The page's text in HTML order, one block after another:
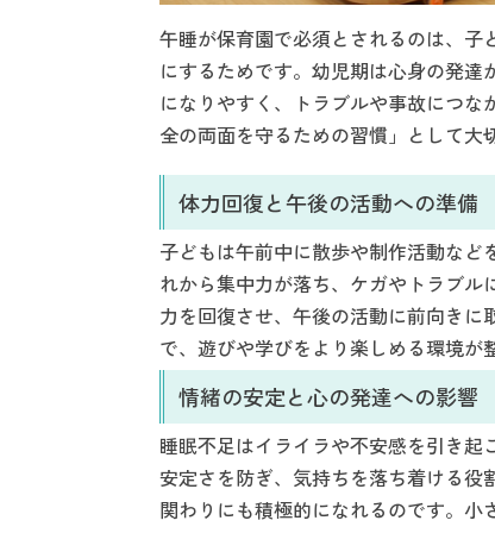
午睡が保育園で必須とされるのは、子
にするためです。幼児期は心身の発
になりやすく、トラブルや事故につ
全の両面を守るための習慣」として大
体力回復と午後の活動への準備
子どもは午前中に散歩や制作活動な
れから集中力が落ち、ケガやトラブ
力を回復させ、午後の活動に前向き
で、遊びや学びをより楽しめる環境が
情緒の安定と心の発達への影響
睡眠不足はイライラや不安感を引き
安定さを防ぎ、気持ちを落ち着ける
関わりにも積極的になれるのです。小